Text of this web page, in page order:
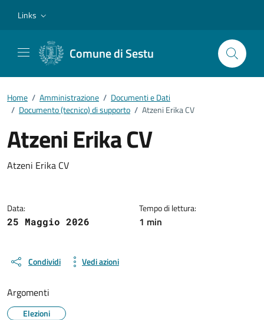
Links
Comune di Sestu
Home / Amministrazione / Documenti e Dati
/ Documento (tecnico) di supporto / Atzeni Erika CV
Atzeni Erika CV
Dettagli del documento
Atzeni Erika CV
Data:
25 Maggio 2026
Tempo di lettura:
1 min
Condividi Vedi azioni
Argomenti
Elezioni